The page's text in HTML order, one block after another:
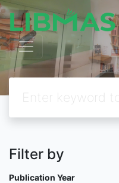
Filter by
Publication Year